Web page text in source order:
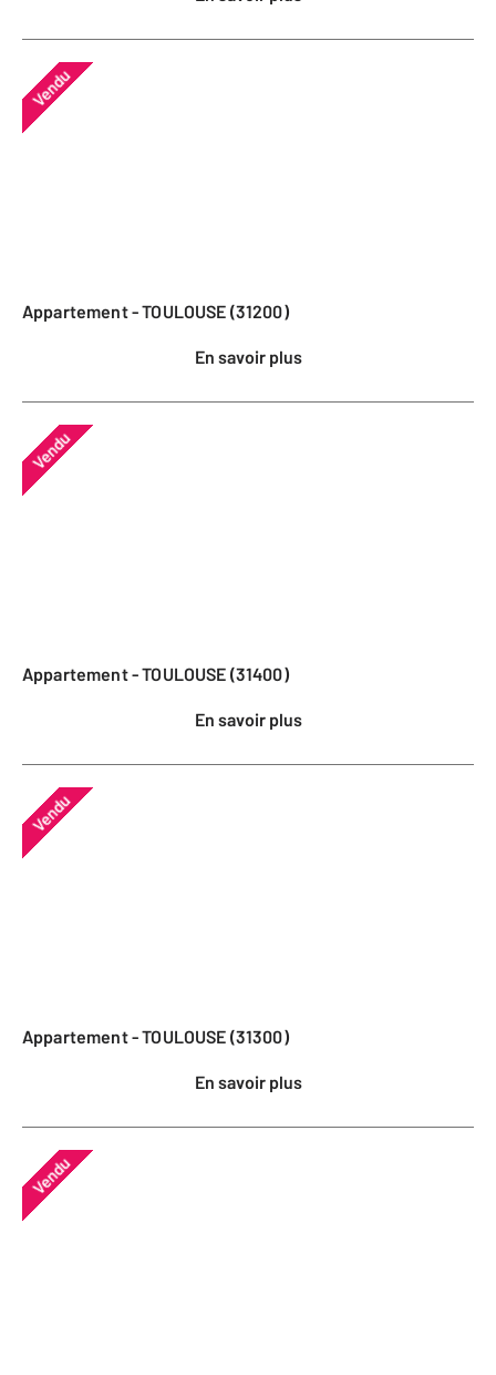
Vendu
Appartement - TOULOUSE (31200)
En savoir plus
Vendu
Appartement - TOULOUSE (31400)
En savoir plus
Vendu
Appartement - TOULOUSE (31300)
En savoir plus
Vendu